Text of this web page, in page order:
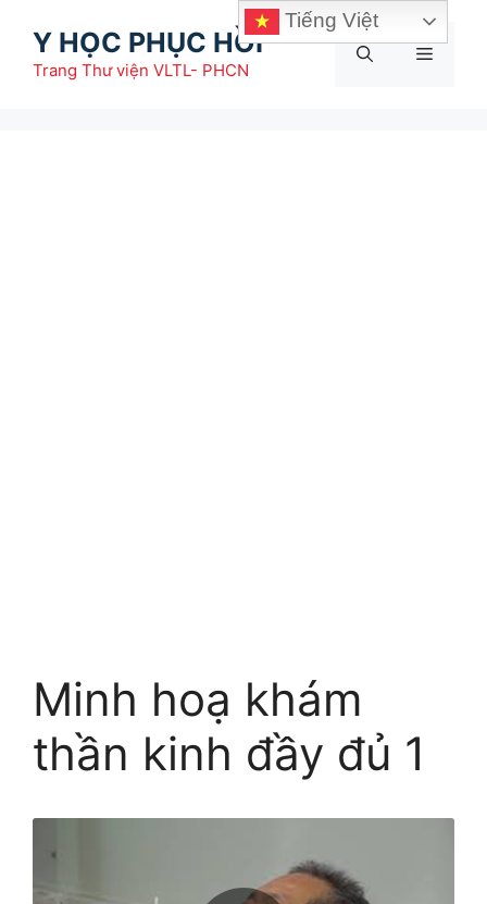
Y HỌC PHỤC HỒI
Trang Thư viện VLTL- PHCN
Menu
Minh hoạ khám
thần kinh đầy đủ 1
Tiếng Việt